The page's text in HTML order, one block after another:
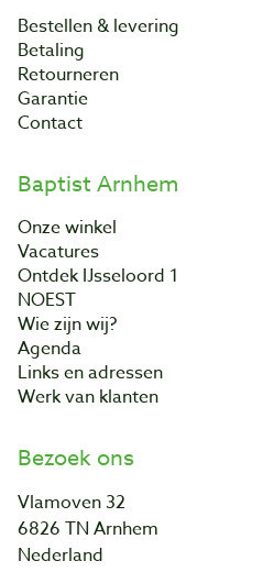
Bestellen & levering
Betaling
Retourneren
Garantie
Contact
Baptist Arnhem
Onze winkel
Vacatures
Ontdek IJsseloord 1
NOEST
Wie zijn wij?
Agenda
Links en adressen
Werk van klanten
Bezoek ons
Vlamoven 32
6826 TN Arnhem
Nederland